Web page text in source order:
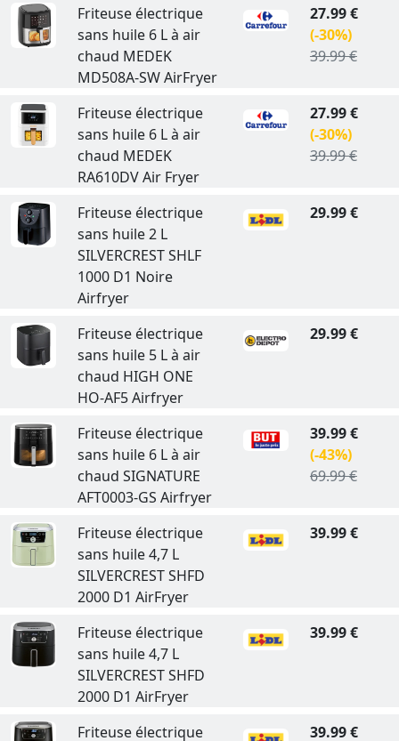
Friteuse électrique
sans huile 6 L à air
chaud MEDEK
MD508A-SW AirFryer
27.99 €
(-30%)
39.99 €
Friteuse électrique
sans huile 6 L à air
chaud MEDEK
RA610DV Air Fryer
27.99 €
(-30%)
39.99 €
Friteuse électrique
sans huile 2 L
SILVERCREST SHLF
1000 D1 Noire
Airfryer
29.99 €
Friteuse électrique
sans huile 5 L à air
chaud HIGH ONE
HO-AF5 Airfryer
29.99 €
Friteuse électrique
sans huile 6 L à air
chaud SIGNATURE
AFT0003-GS Airfryer
39.99 €
(-43%)
69.99 €
Friteuse électrique
sans huile 4,7 L
SILVERCREST SHFD
2000 D1 AirFryer
39.99 €
Friteuse électrique
sans huile 4,7 L
SILVERCREST SHFD
2000 D1 AirFryer
39.99 €
Friteuse électrique
39.99 €